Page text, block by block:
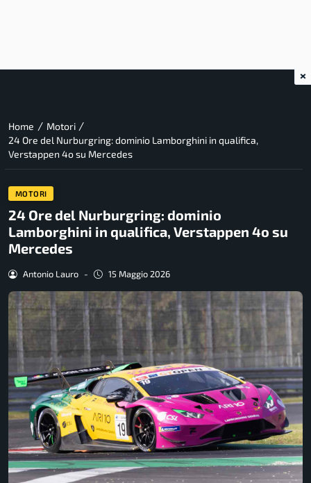
Home / Motori /
24 Ore del Nurburgring: dominio Lamborghini in qualifica,
Verstappen 4o su Mercedes
MOTORI
24 Ore del Nurburgring: dominio
Lamborghini in qualifica, Verstappen 4o su
Mercedes
Antonio Lauro - 15 Maggio 2026
×